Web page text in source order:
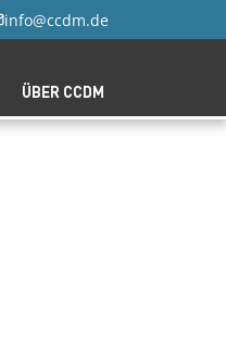
info@ccdm.de
ÜBER CCDM